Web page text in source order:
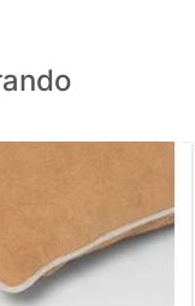
Com Debrun Areia -